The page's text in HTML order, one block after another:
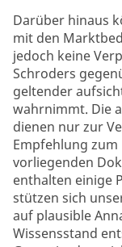
Darüber hinaus
mit den
jedoch keine
Schroders
geltender
wahrnimmt. Die
dienen nur zur
Empfehlung
vorliegenden
enthalten einige
stützen sich
auf plausible
Wissensstand